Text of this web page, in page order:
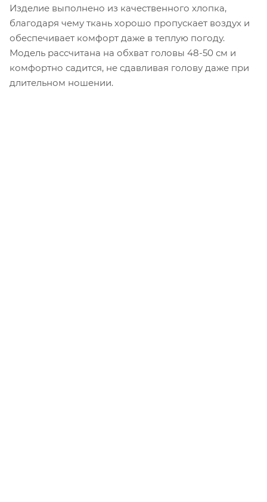
Изделие выполнено из качественного хлопка,
благодаря чему ткань хорошо пропускает воздух и
обеспечивает комфорт даже в теплую погоду.
Модель рассчитана на обхват головы 48-50 см и
комфортно садится, не сдавливая голову даже при
длительном ношении.